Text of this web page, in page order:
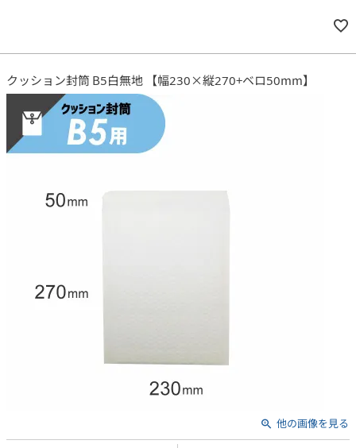
クッション封筒 B5白無地 【幅230×縦270+ベロ50mm】
他の画像を見る